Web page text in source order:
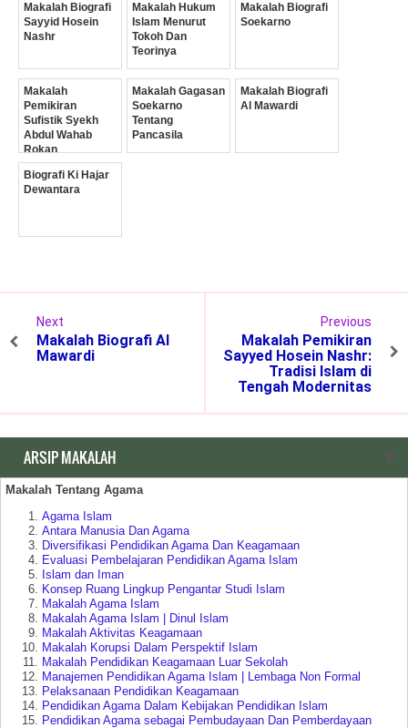
Makalah Biografi
Sayyid Hosein
Nashr
Makalah Hukum
Islam Menurut
Tokoh Dan
Teorinya
Makalah Biografi
Soekarno
Makalah
Pemikiran
Sufistik Syekh
Abdul Wahab
Rokan
Makalah Gagasan
Soekarno
Tentang
Pancasila
Makalah Biografi
Al Mawardi
Biografi Ki Hajar
Dewantara
Next
Makalah Biografi Al
Mawardi
Previous
Makalah Pemikiran
Sayyed Hosein Nashr:
Tradisi Islam di
Tengah Modernitas
ARSIP MAKALAH
Makalah Tentang Agama
Agama Islam
Antara Manusia Dan Agama
Diversifikasi Pendidikan Agama Dan Keagamaan
Evaluasi Pembelajaran Pendidikan Agama Islam
Islam dan Iman
Konsep Ruang Lingkup Pengantar Studi Islam
Makalah Agama Islam
Makalah Agama Islam | Dinul Islam
Makalah Aktivitas Keagamaan
Makalah Korupsi Dalam Perspektif Islam
Makalah Pendidikan Keagamaan Luar Sekolah
Manajemen Pendidikan Agama Islam | Lembaga Non Formal
Pelaksanaan Pendidikan Keagamaan
Pendidikan Agama Dalam Kebijakan Pendidikan Islam
Pendidikan Agama sebagai Pembudayaan Dan Pemberdayaan